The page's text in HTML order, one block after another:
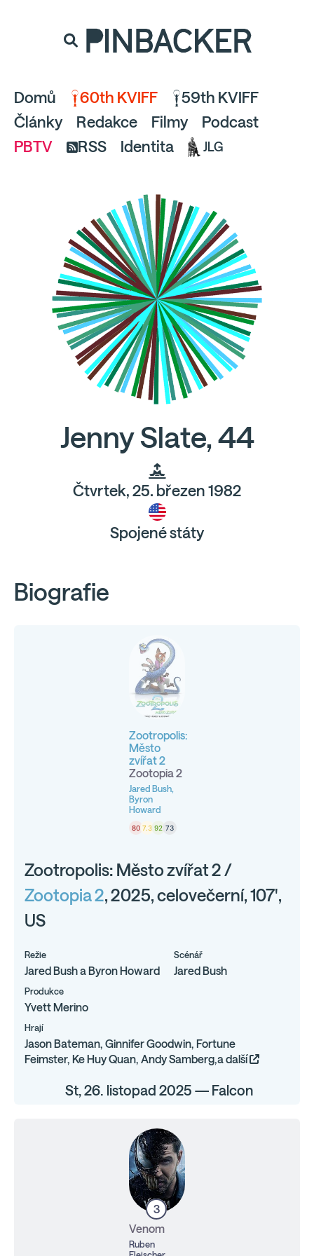
a pusťte se do čtení.
PINBACKER
Domů 60th KVIFF
59th KVIFF
Články
Redakce Filmy
Podcast
PBTV
RSS Identita JLG
Jenny Slate, 44
Čtvrtek, 25. březen 1982
Spojené státy
Biografie
Zootropolis:
Město
zvířat 2
Zootopia 2
Jared Bush,
Byron
Howard
80 7.3 92 73
Zootropolis: Město zvířat 2 /
Zootopia 2, 2025, celovečerní, 107',
US
Režie
Jared Bush a Byron Howard
Scénář
Jared Bush
Produkce
Yvett Merino
Hrají
Jason Bateman, Ginnifer Goodwin, Fortune
Feimster, Ke Huy Quan, Andy Samberg,a další
St, 26. listopad 2025 — Falcon
3
Venom
Ruben